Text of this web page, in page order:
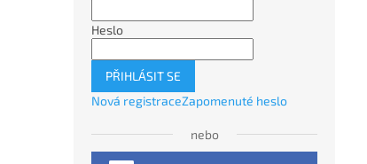
Heslo
PŘIHLÁSIT SE
Nová registraceZapomenuté heslo
nebo